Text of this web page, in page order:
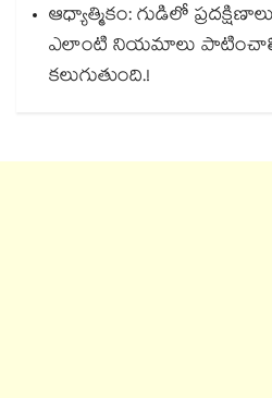
ఆధ్యాత్మికం: గుడిలో
ఎలాంటి నియమాలు పాటించాలి
కలుగుతుంది.!